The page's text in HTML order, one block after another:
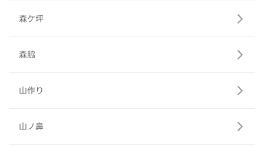
森ケ坪
森脇
山作り
山ノ鼻